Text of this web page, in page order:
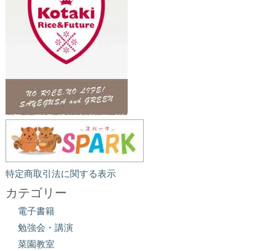
特定商取引法に関する表示
カテゴリー
電子書籍
勉強会・講演
菜園教室